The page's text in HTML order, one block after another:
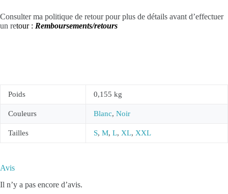
Consulter ma politique de retour pour plus de détails avant d’effectuer
un retour : Remboursements/retours
Poids 0,155 kg
Couleurs Blanc, Noir
Tailles S, M, L, XL, XXL
Avis
Il n’y a pas encore d’avis.